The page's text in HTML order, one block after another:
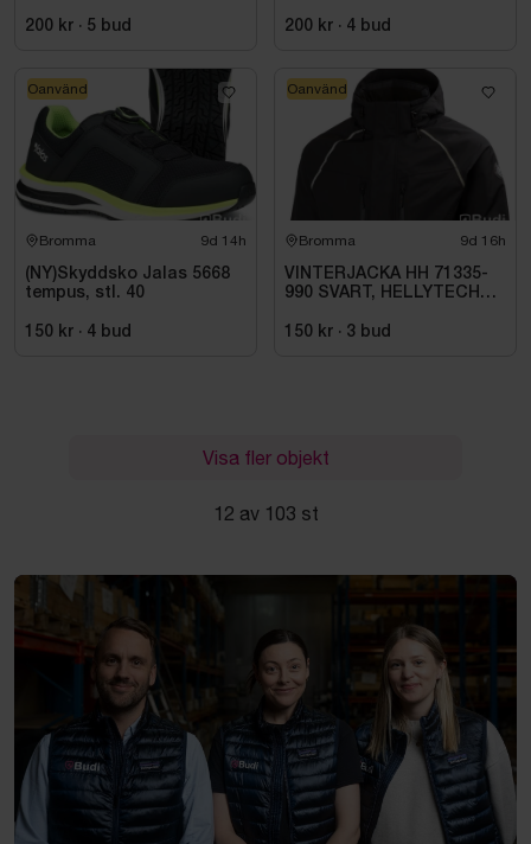
SVART. STL 42
200 kr · 5 bud
SVART. STL 42
200 kr · 4 bud
Bromma 9d 14h
(NY)Skyddsko Jalas 5668
tempus, stl. 40
150 kr · 4 bud
Oanvänd
Bromma 9d 16h
VINTERJACKA HH 71335-
990 SVART, HELLYTECH
150 kr · 3 bud
Oanvänd
Visa fler objekt
12 av 103 st